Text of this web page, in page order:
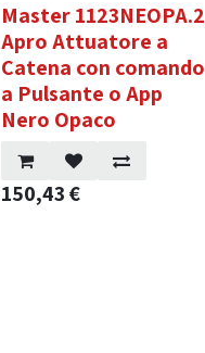
Master 1123NEOPA.2
Apro Attuatore a
Catena con comando
a Pulsante o App
Nero Opaco
150,43€